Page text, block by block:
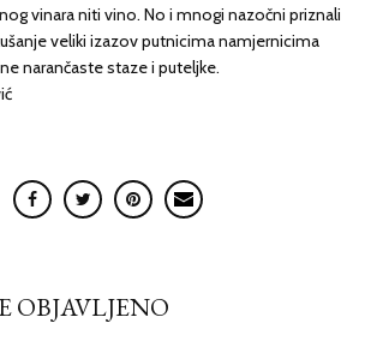
vinara niti vino. No i mnogi nazočni priznali
veliki izazov putnicima namjernicima
narančaste staze i puteljke.
OBJAVLJENO